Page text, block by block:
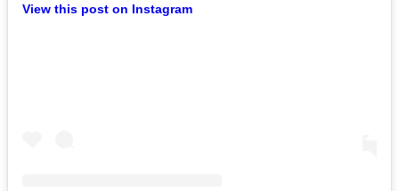
View this post on Instagram